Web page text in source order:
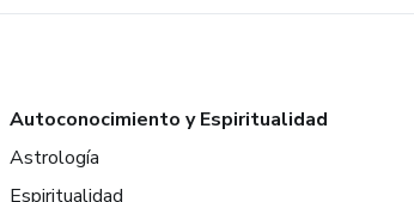
Autoconocimiento y Espiritualidad
Astrología
Espiritualidad